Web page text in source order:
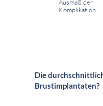
Ausmaß der
Komplikation.
Die
Brustimplantaten?